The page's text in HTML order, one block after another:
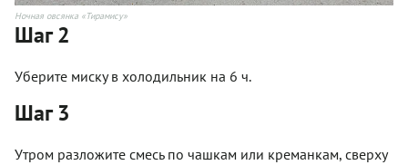
Ночная овсянка «Тирамису»
Шаг 2
Уберите миску в холодильник на 6 ч.
Шаг 3
Утром разложите смесь по чашкам или креманкам, сверху